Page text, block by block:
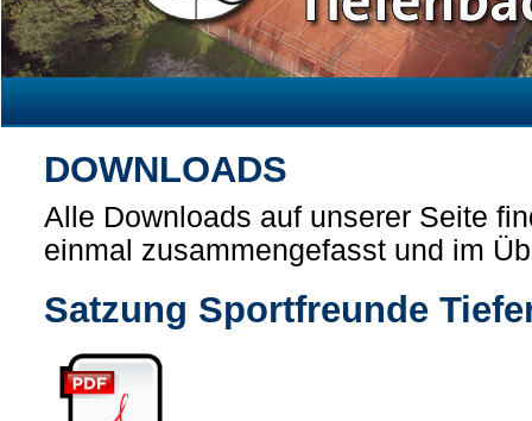
DOWNLOADS
Alle Downloads auf unserer Seite
einmal zusammengefasst und im
Satzung Sportfreunde